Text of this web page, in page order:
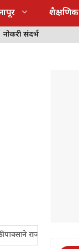
शैक्षणिक
नोकरी संदर्भ
शेतकरी चिंतेत !